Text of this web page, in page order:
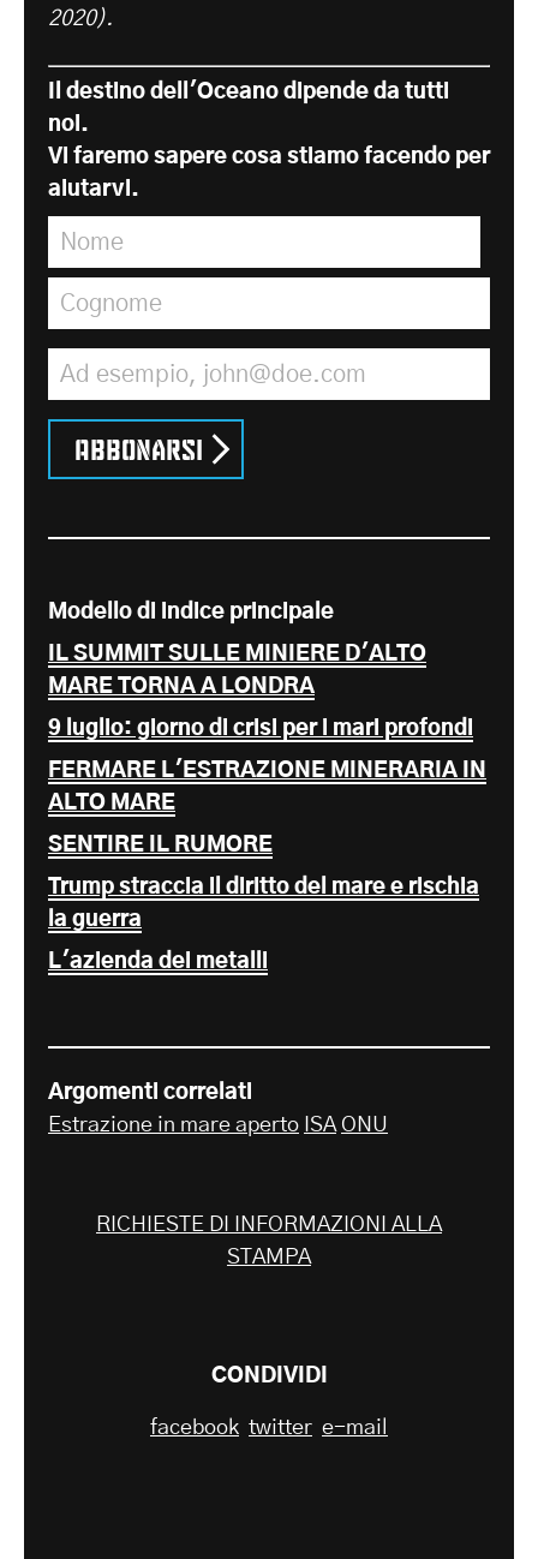
2020).
Il destino dell'Oceano dipende da tutti
noi.
Vi faremo sapere cosa stiamo facendo per
aiutarvi.
Nome
Cognome
Indirizzo e-mail *
Abbonarsi
Modello di indice principale
IL SUMMIT SULLE MINIERE D'ALTO
MARE TORNA A LONDRA
9 luglio: giorno di crisi per i mari profondi
FERMARE L'ESTRAZIONE MINERARIA IN
ALTO MARE
SENTIRE IL RUMORE
Trump straccia il diritto del mare e rischia
la guerra
L'azienda dei metalli
Argomenti correlati
Estrazione in mare aperto ISA ONU
RICHIESTE DI INFORMAZIONI ALLA
STAMPA
CONDIVIDI
facebook twitter e-mail